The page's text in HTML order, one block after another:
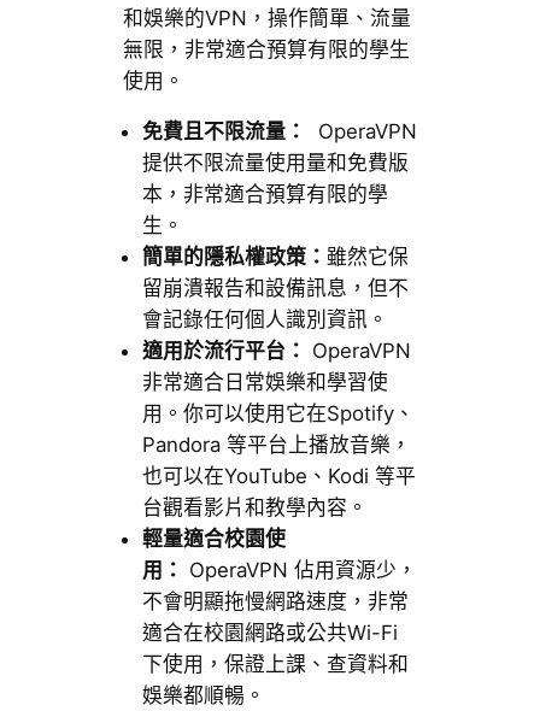
和娛樂的VPN，操作簡單、流量
無限，非常適合預算有限的學生
使用。
免費且不限流量：
OperaVPN
提供不限流量使用量和免費版
本，非常適合預算有限的學
生。
簡單的隱私權政策： 雖然它保
留崩潰報告和設備訊息，但不
會記錄任何個人識別資訊。
適用於流行平台： OperaVPN
非常適合日常娛樂和學習使
用。你可以使用它在Spotify、
Pandora 等平台上播放音樂，
也可以在YouTube、Kodi 等平
台觀看影片和教學內容。
輕量適合校園使
用： OperaVPN 佔用資源少，
不會明顯拖慢網路速度，非常
適合在校園網路或公共Wi-Fi
下使用，保證上課、查資料和
娛樂都順暢。